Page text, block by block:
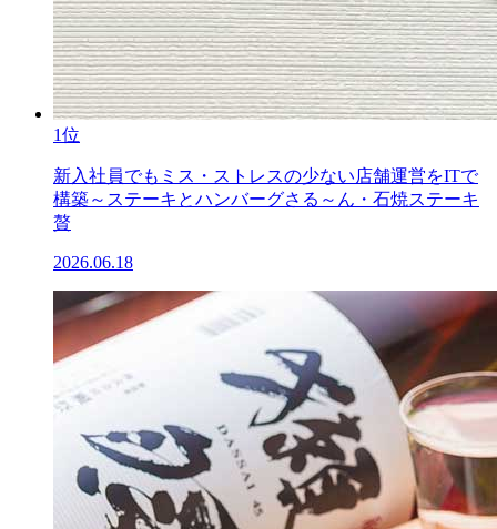
1位
新入社員でもミス・ストレスの少ない店舗運営をITで
構築～ステーキとハンバーグさる～ん・石焼ステーキ
贅
2026.06.18